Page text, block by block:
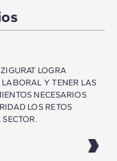
LOGRA
Y TENER LAS
NECESARIOS
LOS RETOS